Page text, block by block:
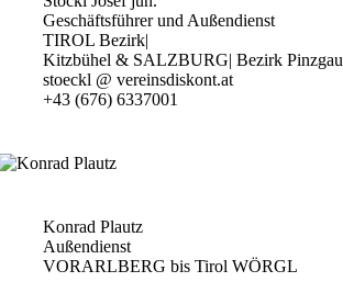
Geschäftsführer und Außendienst
TIROL Bezirk|
Kitzbühel & SALZBURG| Bezirk Pinzgau
stoeckl @ vereinsdiskont.at
+43 (676) 6337001
Konrad Plautz
Außendienst
VORARLBERG bis Tirol WÖRGL